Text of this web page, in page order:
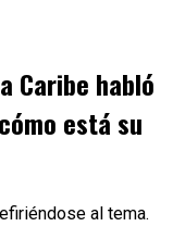
Caribe habló
está su
al tema.